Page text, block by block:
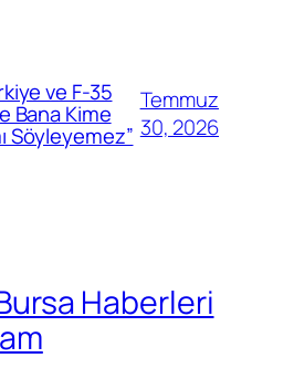
ve F-35
Bana Kime
Söyleyemez”
Temmuz
30, 2026
Haberleri